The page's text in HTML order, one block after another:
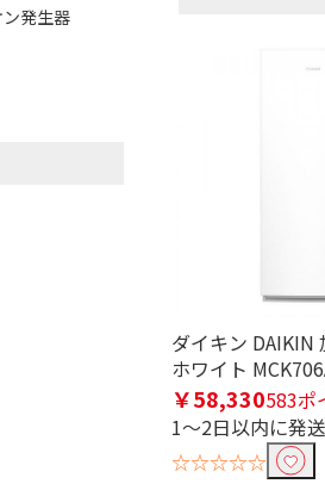
ダイキン DAIKIN
ホワイト
￥58,330583ポ
1～2日以内に発
☆☆☆☆☆
発生器